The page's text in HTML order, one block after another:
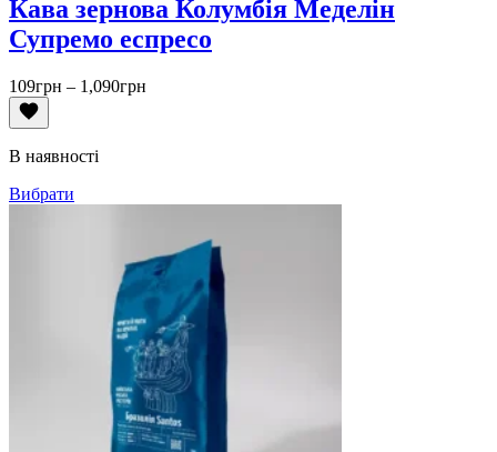
Кава зернова Колумбія Меделін
Супремо еспресо
109грн – 1,090грн
В наявності
Вибрати